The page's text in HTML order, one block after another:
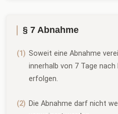
§ 7 Abnahme
Soweit eine Abnahme
innerhalb von 7 Tage
erfolgen.
Die Abnahme darf nicht